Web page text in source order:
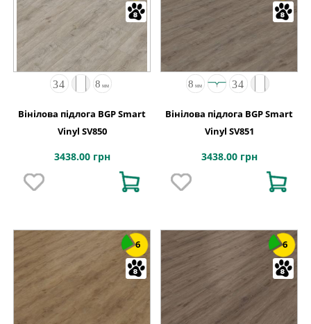
Вінілова підлога BGP Smart
Vinyl SV850
3438.00 грн
Вінілова підлога BGP Smart
Vinyl SV851
3438.00 грн
6 6